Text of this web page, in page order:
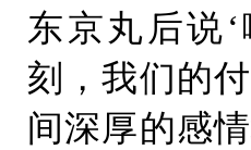
东京丸后说
刻，我们的
间深厚的感